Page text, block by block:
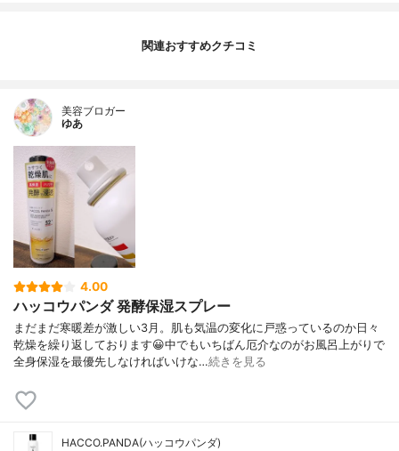
関連おすすめクチコミ
美容ブロガー
ゆあ
4.00
ハッコウパンダ 発酵保湿スプレー
まだまだ寒暖差が激しい3月。肌も気温の変化に戸惑っているのか日々
乾燥を繰り返しております😀中でもいちばん厄介なのがお風呂上がりで
全身保湿を最優先しなければいけな…続きを見る
HACCO.PANDA(ハッコウパンダ)